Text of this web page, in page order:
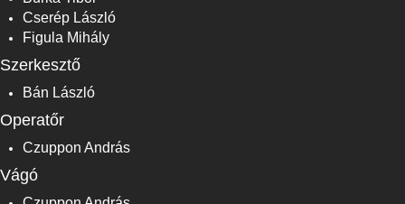
Cserép László
Figula Mihály
Szerkesztő
Bán László
Operatőr
Czuppon András
Vágó